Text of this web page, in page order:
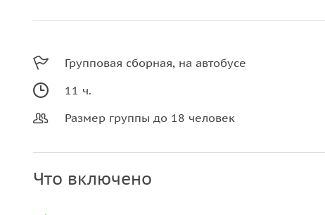
Групповая сборная, на автобусе
11 ч.
Размер группы до 18 человек
Что включено